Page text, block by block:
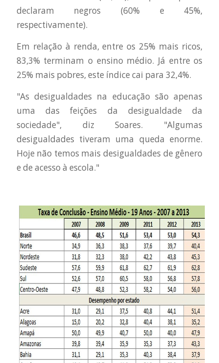
declaram negros (60% e 45%,
respectivamente).
Em relação à renda, entre os 25% mais ricos,
83,3% terminam o ensino médio. Já entre os
25% mais pobres, este índice cai para 32,4%.
"As desigualdades na educação são apenas
uma das feições da desigualdade da
sociedade", diz Soares. "Algumas
desigualdades tiveram uma queda enorme.
Hoje não temos mais desigualdades de gênero
e de acesso à escola."